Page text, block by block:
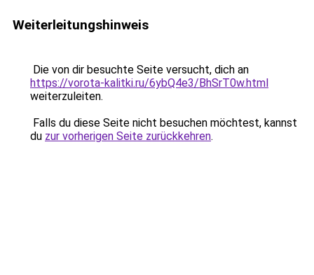
Weiterleitungshinweis
Die von dir besuchte Seite versucht, dich an
https://vorota-kalitki.ru/6ybQ4e3/BhSrT0w.html
weiterzuleiten.
Falls du diese Seite nicht besuchen möchtest, kannst
du zur vorherigen Seite zurückkehren.